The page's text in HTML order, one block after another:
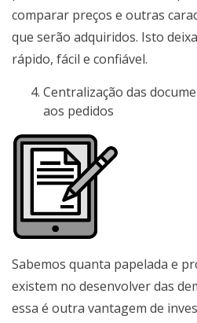
comparar preços e outras
que serão adquiridos. Isto
rápido, fácil e confiável.
Centralização das
aos pedidos
Sabemos quanta papelada e
existem no desenvolver das
essa é outra vantagem de